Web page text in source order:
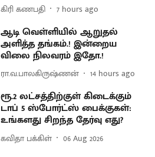
கிரி கணபதி 7 hours ago
ஆடி வெள்ளியில் ஆறுதல்
அளித்த தங்கம்.! இன்றைய
விலை நிலவரம் இதோ.!
ரா.வ.பாலகிருஷ்ணன் 14 hours ago
ரூ.2 லட்சத்திற்குள் கிடைக்கும்
டாப் 5 ஸ்போர்ட்ஸ் பைக்குகள்:
உங்களது சிறந்த தேர்வு எது?
கவிதா பக்கிள் 06 Aug 2026